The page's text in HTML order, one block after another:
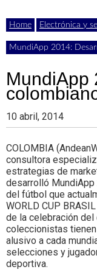
con
actualidad
de
negocios
con
Argentina.
Home Electrónica y
MundiApp 2014:
MundiApp
10 abril, 2014
COLOMBIA
consultora
estrategias de
desarrolló
del fútbol que
WORLD CUP
de la celebración
coleccionistas
alusivo a cada
selecciones y
deportiva.